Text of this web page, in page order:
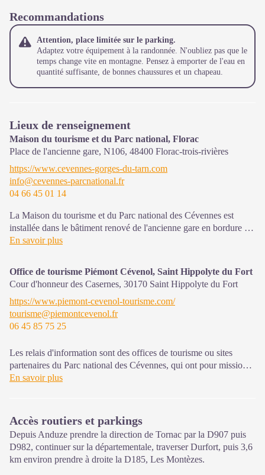
Recommandations
Attention, place limitée sur le parking.
Adaptez votre équipement à la randonnée. N'oubliez pas que le
temps change vite en montagne. Pensez à emporter de l'eau en
quantité suffisante, de bonnes chaussures et un chapeau.
Lieux de renseignement
Maison du tourisme et du Parc national, Florac
Place de l'ancienne gare, N106, 48400 Florac-trois-rivières
https://www.cevennes-gorges-du-tarn.com
info@cevennes-parcnational.fr
04 66 45 01 14
La Maison du tourisme et du Parc national des Cévennes est
installée dans le bâtiment renové de l'ancienne gare en bordure de
la N106. C'est un espace , d’accueil, d'information et de
de l'office de tourisme et du Parc.
Une expo interactive présente le Parc national des Cévennes et
ses actions.
Sur place : Une boutique, librairie découverte et produits siglés
Ouvert toute l'année (se renseigner sur les jours et horaires en
saison hivernale).
En savoir plus
Office de tourisme Piémont Cévenol, Saint Hippolyte du Fort
Cour d'honneur des Casernes, 30170 Saint Hippolyte du Fort
https://www.piemont-cevenol-tourisme.com/
tourisme@piemontcevenol.fr
06 45 85 75 25
Les relais d'information sont des offices de tourisme ou sites
partenaires du Parc national des Cévennes, qui ont pour mission
l'information et la sensibilisation sur l'offre de découverte et
Ouvert toute l'année (se renseigner pour les jours et horaires
d'ouverture en période hivernale)
En savoir plus
Accès routiers et parkings
Depuis Anduze prendre la direction de Tornac par la D907 puis
D982, continuer sur la départementale, traverser Durfort, puis 3,6
km environ prendre à droite la D185, Les Montèzes.